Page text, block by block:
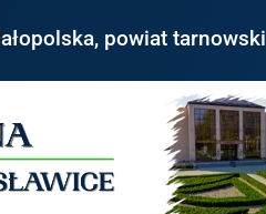
powiat tarnowski